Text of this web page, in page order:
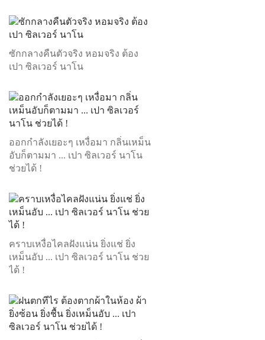
ซักกลางคืนตัวจริง หอมจริง ต้อง
เปา ซิลเวอร์ นาโน
ออกกำลังเยอะๆ เหงื่อมา กลิ่นเหม็น
อับก็ตามมา ... เปา ซิลเวอร์ นาโน
ช่วยได้ !
คราบเหงื่อไคลฝังแน่น ยิ่งแช่ ยิ่ง
เหม็นอับ ... เปา ซิลเวอร์ นาโน ช่วย
ได้ !